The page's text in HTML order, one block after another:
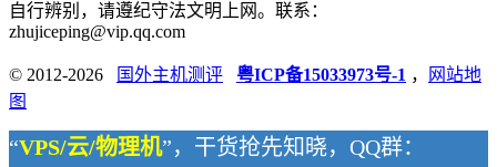
自行辨别，请遵纪守法文明上网。联系：
zhujiceping@vip.qq.com
© 2012-2026 国外主机测评 粤ICP备15033973号-1 ，
网站地
图
“VPS/云/物理机”，干货抢先知晓，QQ群：